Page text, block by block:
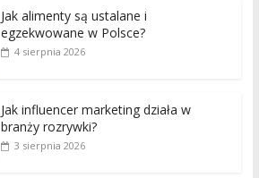
Jak alimenty są ustalane i
egzekwowane w Polsce?
4 sierpnia 2026
Jak influencer marketing działa w
branży rozrywki?
3 sierpnia 2026